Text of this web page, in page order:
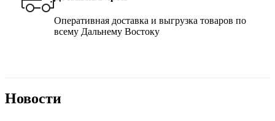
Оперативная доставка и выгрузка товаров по
всему Дальнему Востоку
Новости